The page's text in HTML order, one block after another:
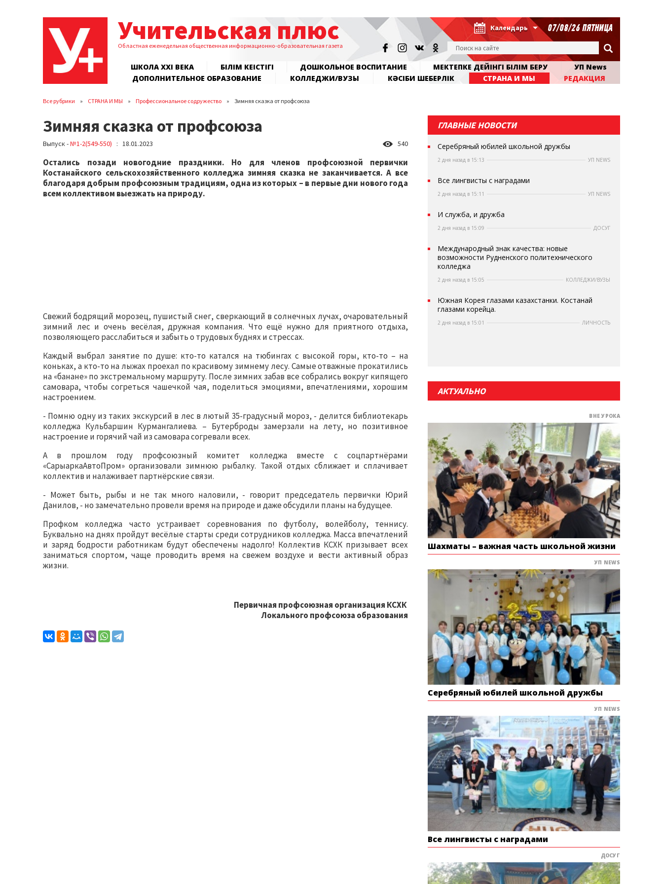
Учительская плюс
Областная еженедельная общественная информационно-образовательная газета
Календарь 07/08/26 ПЯТНИЦА
ШКОЛА XXI ВЕКА БІЛІМ КЕҢІСТІГІ ДОШКОЛЬНОЕ ВОСПИТАНИЕ МЕКТЕПКЕ ДЕЙІНГІ БІЛІМ БЕРУ
УП News
ДОПОЛНИТЕЛЬНОЕ ОБРАЗОВАНИЕ
КОЛЛЕДЖИ/ВУЗЫ КӘСІБИ ШЕБЕРЛІК СТРАНА И МЫ РЕДАКЦИЯ
Все рубрики СТРАНА И МЫ Профессиональное содружество Зимняя сказка от профсоюза
Зимняя сказка от профсоюза
Выпуск -№1-2(549-550) : 18.01.2023 540
Остались позади новогодние праздники. Но для членов профсоюзной первички
Костанайского сельскохозяйственного колледжа зимняя сказка не заканчивается. А все
благодаря добрым профсоюзным традициям, одна из которых – в первые дни нового года
всем коллективом выезжать на природу.
Свежий бодрящий морозец, пушистый снег, сверкающий в солнечных лучах, очаровательный
зимний лес и очень весёлая, дружная компания. Что ещё нужно для приятного отдыха,
позволяющего расслабиться и забыть о трудовых буднях и стрессах.
Каждый выбрал занятие по душе: кто-то катался на тюбингах с высокой горы, кто-то – на
коньках, а кто-то на лыжах проехал по красивому зимнему лесу. Самые отважные прокатились
на «банане» по экстремальному маршруту. После зимних забав все собрались вокруг кипящего
самовара, чтобы согреться чашечкой чая, поделиться эмоциями, впечатлениями, хорошим
настроением.
- Помню одну из таких экскурсий в лес в лютый 35-градусный мороз, - делится библиотекарь
колледжа Кульбаршин Курмангалиева. – Бутерброды замерзали на лету, но позитивное
настроение и горячий чай из самовара согревали всех.
А в прошлом году профсоюзный комитет колледжа вместе с соцпартнёрами
«СарыаркаАвтоПром» организовали зимнюю рыбалку. Такой отдых сближает и сплачивает
коллектив и налаживает партнёрские связи.
- Может быть, рыбы и не так много наловили, - говорит председатель первички Юрий
Данилов, - но замечательно провели время на природе и даже обсудили планы на будущее.
Профком колледжа часто устраивает соревнования по футболу, волейболу, теннису.
Буквально на днях пройдут весёлые старты среди сотрудников колледжа. Масса впечатлений
и заряд бодрости работникам будут обеспечены надолго! Коллектив КСХК призывает всех
заниматься спортом, чаще проводить время на свежем воздухе и вести активный образ
жизни.
Первичная профсоюзная организация КСХК
Локального профсоюза образования
ГЛАВНЫЕ НОВОСТИ
Серебряный юбилей школьной дружбы
2 дня назад в 15:13 УП NEWS
Все лингвисты с наградами
2 дня назад в 15:11 УП NEWS
И служба, и дружба
2 дня назад в 15:09 ДОСУГ
Международный знак качества: новые
возможности Рудненского политехнического
колледжа
2 дня назад в 15:05 КОЛЛЕДЖИ/ВУЗЫ
Южная Корея глазами казахстанки. Костанай
глазами корейца.
2 дня назад в 15:01 ЛИЧНОСТЬ
АКТУАЛЬНО
ВНЕ УРОКА
Шахматы – важная часть школьной жизни
УП NEWS
Серебряный юбилей школьной дружбы
УП NEWS
Все лингвисты с наградами
ДОСУГ